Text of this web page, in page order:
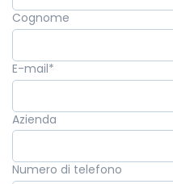
Cognome
E-mail*
Azienda
Numero di telefono